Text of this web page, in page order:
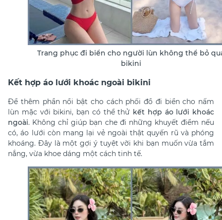
Trang phục đi biển cho người lùn không thể bỏ
bikini
Kết hợp áo lưới khoác ngoài bikini
Để thêm phần nổi bật cho cách phối đồ đi biển cho nấm
lùn mặc với bikini, bạn có thể thử kết hợp áo lưới khoác
ngoài. Không chỉ giúp bạn che đi những khuyết điểm nếu
có, áo lưới còn mang lại vẻ ngoài thật quyến rũ và phóng
khoáng. Đây là một gợi ý tuyệt vời khi bạn muốn vừa tắm
nắng, vừa khoe dáng một cách tinh tế.